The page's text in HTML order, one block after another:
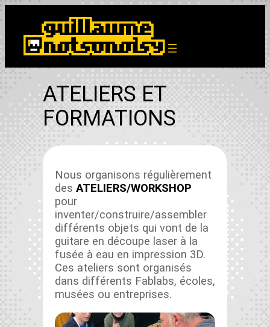
contenu
ATELIERS ET
FORMATIONS
Nous organ­isons régulière­ment
des ATELIERS/WORKSHOP
pour
inventer/construire/assembler
dif­férents objets qui vont de la
gui­tare en découpe laser à la
fusée à eau en impres­sion 3D.
Ces ate­liers sont organ­isés
dans dif­férents Fablabs, écoles,
musées ou entre­pris­es.